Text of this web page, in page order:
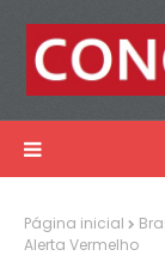
Página inicial
Alerta Vermelho